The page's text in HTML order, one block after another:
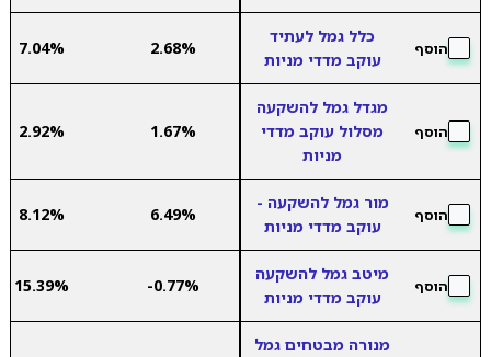
הוסף
כלל גמל לעתיד
עוקב מדדי מניות
2.68%
7.04%
הוסף
מגדל גמל להשקעה
מסלול עוקב מדדי
מניות
1.67%
2.92%
הוסף
מור גמל להשקעה -
עוקב מדדי מניות
6.49%
8.12%
הוסף
מיטב גמל להשקעה
עוקב מדדי מניות
-0.77%
15.39%
מנורה מבטחים גמל